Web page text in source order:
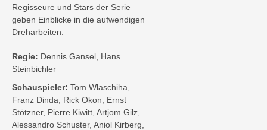
Regisseure und Stars der Serie
geben Einblicke in die aufwendigen
Dreharbeiten.
Regie: Dennis Gansel, Hans
Steinbichler
Schauspieler: Tom Wlaschiha,
Franz Dinda, Rick Okon, Ernst
Stötzner, Pierre Kiwitt, Artjom Gilz,
Alessandro Schuster, Aniol Kirberg,